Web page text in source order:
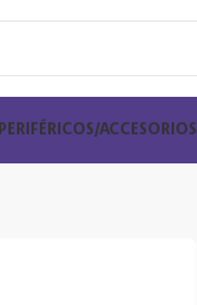
PERIFÉRICOS/ACCESORIOS